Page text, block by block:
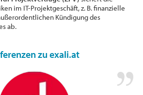
im IT-Projektgeschäft, z. B. finanzielle
Kündigung des
ab.
zu exali.at